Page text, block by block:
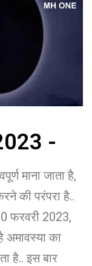
-
माना जाता है,
की परंपरा है..
फरवरी 2023,
अमावस्या का
है.. इस बार